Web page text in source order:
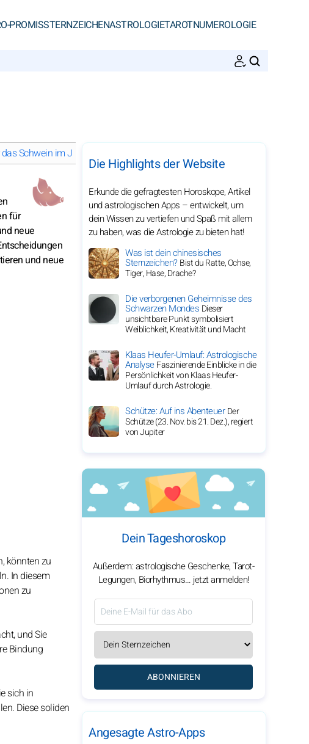
PROMISSTERNZEICHENASTROLOGIETAROTNUMEROLOGIE
Schwein im Jahr 2030
für
neue
und neue
könnten zu
In diesem
zu
und Sie
Bindung
sich in
Diese soliden
Die Highlights der Website
Erkunde die gefragtesten Horoskope, Artikel
und astrologischen Apps – entwickelt, um
dein Wissen zu vertiefen und Spaß mit allem
zu haben, was die Astrologie zu bieten hat!
Was ist dein chinesisches
Sternzeichen?Bist du Ratte, Ochse,
Tiger, Hase, Drache?
Die verborgenen Geheimnisse des
Schwarzen Mondes Dieser
unsichtbare Punkt symbolisiert
Weiblichkeit, Kreativität und Macht
Klaas Heufer-Umlauf: Astrologische
AnalyseFaszinierende Einblicke in die
Persönlichkeit von Klaas Heufer-
Umlauf durch Astrologie.
Schütze: Auf ins AbenteuerDer
Schütze (23. Nov. bis 21. Dez.), regiert
von Jupiter
Dein Tageshoroskop
Außerdem: astrologische Geschenke, Tarot-
Legungen, Biorhythmus… jetzt anmelden!
ABONNIEREN
Angesagte Astro-Apps